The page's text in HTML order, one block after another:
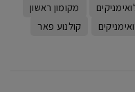
מקומון ראשון
קולנוע פאר